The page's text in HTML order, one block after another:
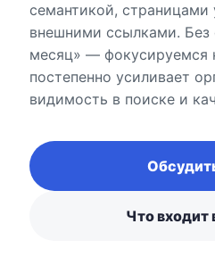
семантикой, страницами
внешними ссылками. Без
месяц» — фокусируемся
постепенно усиливает
видимость в поиске и
Что входит